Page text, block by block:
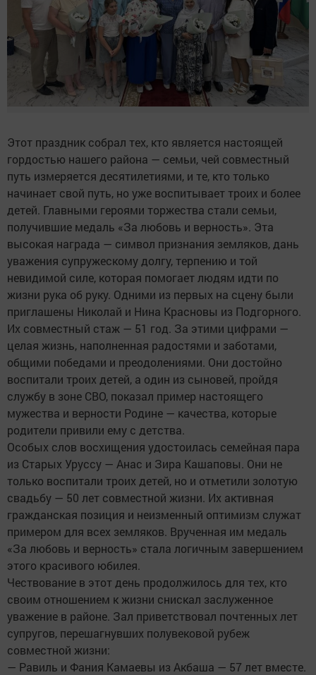
Этот праздник собрал тех, кто является настоящей
гордостью нашего района — семьи, чей совместный
путь измеряется десятилетиями, и те, кто только
начинает свой путь, но уже воспитывает троих и более
детей. Главными героями торжества стали семьи,
получившие медаль «За любовь и верность». Эта
высокая награда — символ признания земляков, дань
уважения супружескому долгу, терпению и той
невидимой силе, которая помогает людям идти по
жизни рука об руку. Одними из первых на сцену были
приглашены Николай и Нина Красновы из Подгорного.
Их совместный стаж — 51 год. За этими цифрами —
целая жизнь, наполненная радостями и заботами,
общими победами и преодолениями. Они достойно
воспитали троих детей, а один из сыновей, пройдя
службу в зоне СВО, показал пример настоящего
мужества и верности Родине — качества, которые
родители привили ему с детства.
Особых слов восхищения удостоилась семейная пара
из Старых Уруссу — Анас и Зира Кашаповы. Они не
только воспитали троих детей, но и отметили золотую
свадьбу — 50 лет совместной жизни. Их активная
гражданская позиция и неизменный оптимизм служат
примером для всех земляков. Врученная им медаль
«За любовь и верность» стала логичным завершением
этого красивого юбилея.
Чествование в этот день продолжилось для тех, кто
своим отношением к жизни снискал заслуженное
уважение в районе. Зал приветствовал почтенных лет
супругов, перешагнувших полувековой рубеж
совместной жизни:
— Равиль и Фания Камаевы из Акбаша — 57 лет вместе.